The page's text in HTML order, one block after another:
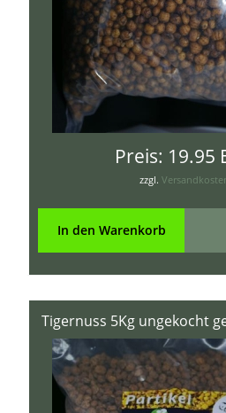
Preis: 19.95
zzgl.
In den Warenkorb
Tigernuss 5Kg ungekocht